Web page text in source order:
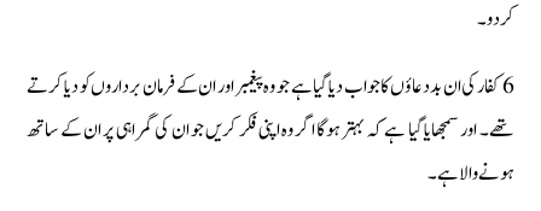
کردو۔
6 کفار کی ان بددعاؤں کا جواب دیا گیا ہے جو وہ پیغمبر اور ان کے فرمان برداروں کو دیا کرتے
تھے۔ اور سمجھایا گیا ہے کہ بہتر ہوگا اگر وہ اپنی فکر کریں جو ان کی گمراہی پر ان کے ساتھ
ہونے والا ہے۔